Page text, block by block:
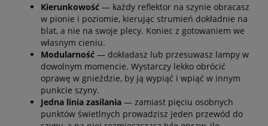
Kierunkowość — każdy reflektor na szynie obracasz
w pionie i poziomie, kierując strumień dokładnie na
blat, a nie na swoje plecy. Koniec z gotowaniem we
własnym cieniu.
Modularność — dokładasz lub przesuwasz lampy w
dowolnym momencie. Wystarczy lekko obrócić
oprawę w gnieździe, by ją wypiąć i wpiąć w innym
punkcie szyny.
Jedna linia zasilania — zamiast pięciu osobnych
punktów świetlnych prowadzisz jeden przewód do